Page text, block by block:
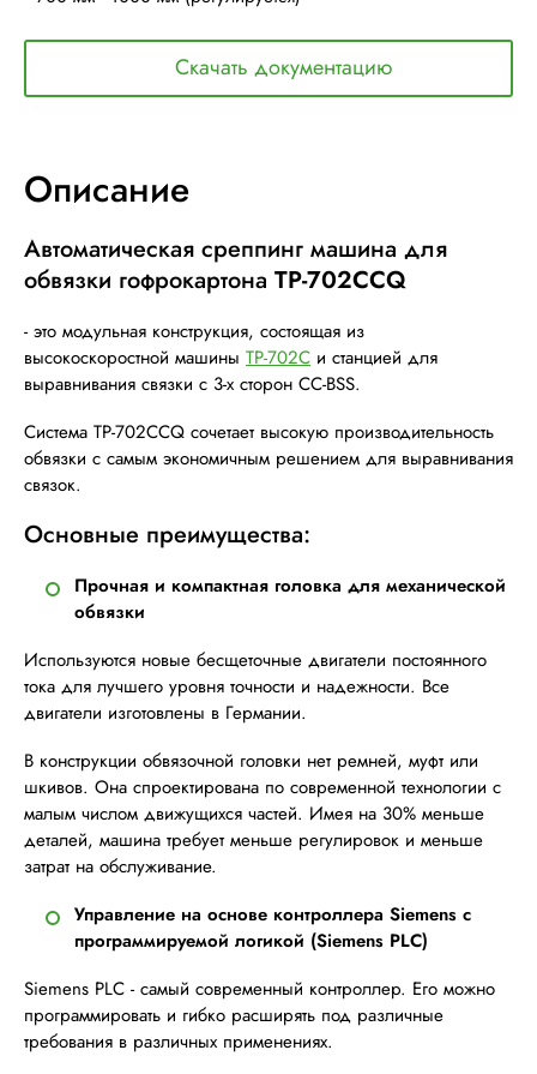
Скачать документацию
Описание
Автоматическая среппинг машина для
обвязки гофрокартона TP-702CCQ
- это модульная конструкция, состоящая из
высокоскоростной машины TP-702C и станцией для
выравнивания связки с 3-х сторон CC-BSS.
Система TP-702CCQ сочетает высокую производительность
обвязки с самым экономичным решением для выравнивания
связок.
Основные преимущества:
Прочная и компактная головка для механической
обвязки
Используются новые бесщеточные двигатели постоянного
тока для лучшего уровня точности и надежности. Все
двигатели изготовлены в Германии.
В конструкции обвязочной головки нет ремней, муфт или
шкивов. Она спроектирована по современной технологии с
малым числом движущихся частей. Имея на 30% меньше
деталей, машина требует меньше регулировок и меньше
затрат на обслуживание.
Управление на основе контроллера Siemens с
программируемой логикой (Siemens PLC)
Siemens PLC - самый современный контроллер. Его можно
программировать и гибко расширять под различные
требования в различных применениях.